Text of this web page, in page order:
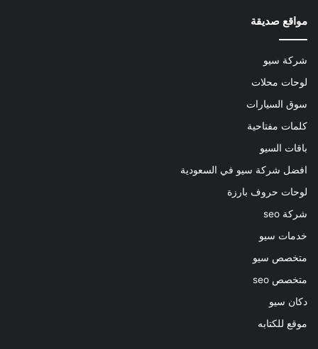
مواقع صديقة
شركة سيو
لوحات محلات
سوق السيارات
كلمات مفتاحية
باقات السيو
افضل شركة سيو في السعودية
لوحات حروف بارزة
شركة seo
خدمات سيو
متخصص سيو
متخصص seo
دكان سيو
موقع للكتابه